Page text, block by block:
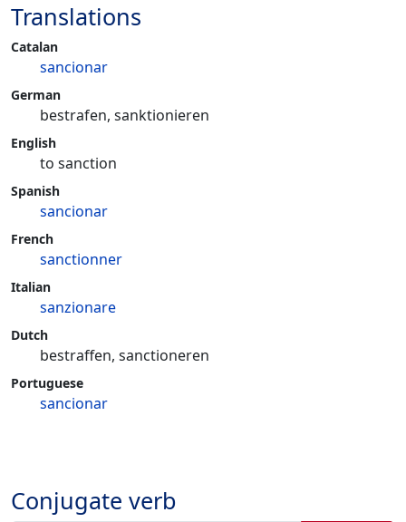
Translations
Catalan
sancionar
German
bestrafen, sanktionieren
English
to sanction
Spanish
sancionar
French
sanctionner
Italian
sanzionare
Dutch
bestraffen, sanctioneren
Portuguese
sancionar
Conjugate verb